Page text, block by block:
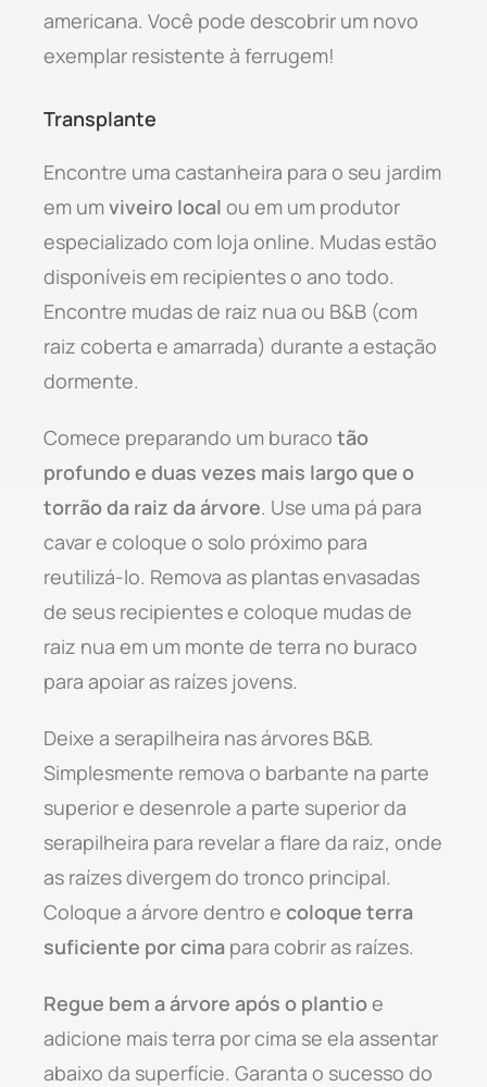
americana. Você pode descobrir um novo
exemplar resistente à ferrugem!
Transplante
Encontre uma castanheira para o seu jardim
em umviveiro local ou em um produtor
especializado com loja online. Mudas estão
disponíveis em recipientes o ano todo.
Encontre mudas de raiz nua ou B&B (com
raiz coberta e amarrada) durante a estação
dormente.
Comece preparando um buraco tão
profundo e duas vezes mais largo que o
torrão da raiz da árvore. Use uma pá para
cavar e coloque o solo próximo para
reutilizá-lo. Remova as plantas envasadas
de seus recipientes e coloque mudas de
raiz nua em um monte de terra no buraco
para apoiar as raízes jovens.
Deixe a serapilheira nas árvores B&B.
Simplesmente remova o barbante na parte
superior e desenrole a parte superior da
serapilheira para revelar a flare da raiz, onde
as raízes divergem do tronco principal.
Coloque a árvore dentro e coloque terra
suficiente por cima para cobrir as raízes.
Regue bem a árvore após o plantioe
adicione mais terra por cima se ela assentar
abaixo da superfície. Garanta o sucesso do